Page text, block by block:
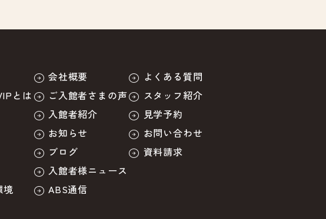
とは
境
会社概要
ご入館者さまの声
入館者紹介
お知らせ
ブログ
入館者様ニュース
ABS通信
よくある質問
スタッフ紹介
見学予約
お問い合わせ
資料請求